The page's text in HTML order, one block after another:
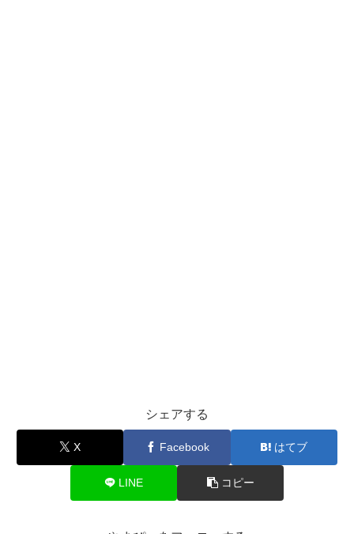
シェアする
X Facebook はてブ
LINE コピー